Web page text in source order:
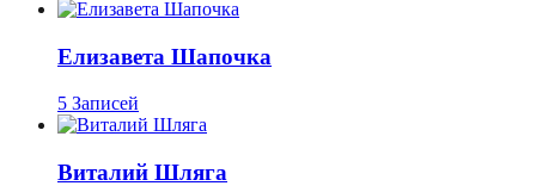
Елизавета Шапочка
5 Записей
Виталий Шляга